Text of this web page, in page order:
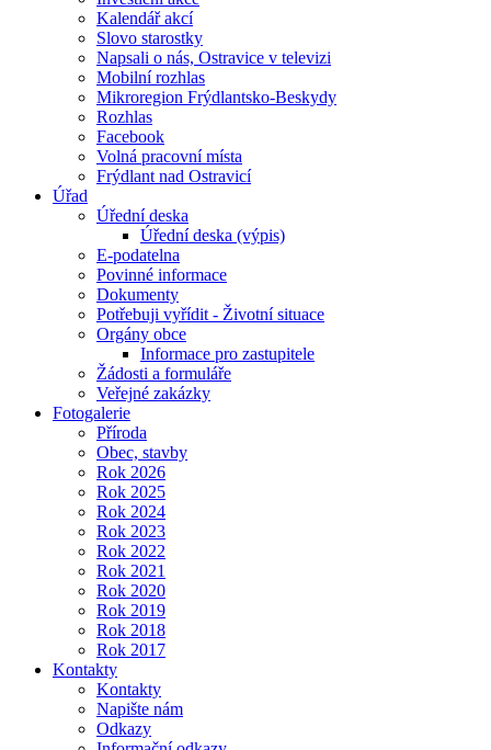
Kalendář akcí
Slovo starostky
Napsali o nás, Ostravice v televizi
Mobilní rozhlas
Mikroregion Frýdlantsko-Beskydy
Rozhlas
Facebook
Volná pracovní místa
Frýdlant nad Ostravicí
Úřad
Úřední deska
Úřední deska (výpis)
E-podatelna
Povinné informace
Dokumenty
Potřebuji vyřídit - Životní situace
Orgány obce
Informace pro zastupitele
Žádosti a formuláře
Veřejné zakázky
Fotogalerie
Příroda
Obec, stavby
Rok 2026
Rok 2025
Rok 2024
Rok 2023
Rok 2022
Rok 2021
Rok 2020
Rok 2019
Rok 2018
Rok 2017
Kontakty
Kontakty
Napište nám
Odkazy